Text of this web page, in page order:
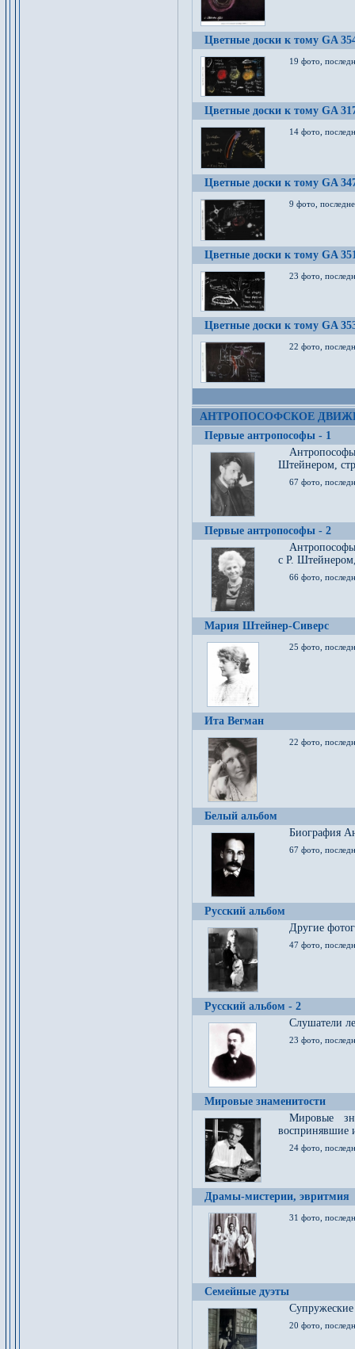
Цветные доски к тому GA
19 фото,
Цветные доски к тому GA
14 фото,
Цветные доски к тому GA
9 фото,
Цветные доски к тому GA
23 фото,
Цветные доски к тому GA
22 фото,
АНТРОПОСОФСКОЕ
Первые антропософы - 1
Штейнером,
67 фото,
Первые антропософы - 2
с Р.
66 фото,
Мария Штейнер-Сиверс
25 фото,
Ита Вегман
22 фото,
Белый альбом
Биография
67 фото,
Русский альбом
Другие
47 фото,
Русский альбом - 2
Cлушатели
23 фото,
Мировые знаменитости
Мировые
воспринявшие
24 фото,
Драмы-мистерии, эвритмия
31 фото,
Семейные дуэты
20 фото,